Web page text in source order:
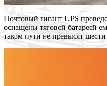
Почтовый гигант UPS
оснащены тяговой батареей
таком пути не превысят